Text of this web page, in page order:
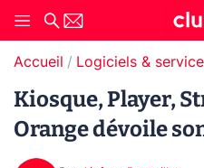
Accueil Logiciels &
Kiosque, Player,
Orange dévoile